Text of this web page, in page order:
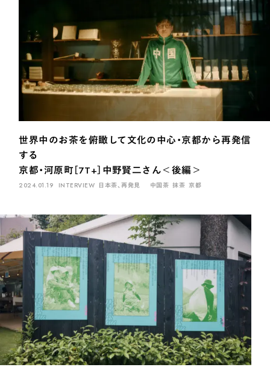
世界中のお茶を俯瞰して文化の中心・京都から再発信
する
京都・河原町［7T+］中野賢二さん＜後編＞
2024.01.19 INTERVIEW 日本茶、再発見 中国茶 抹茶 京都